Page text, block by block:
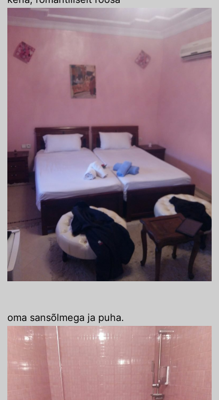
oma sansõlmega ja puha.